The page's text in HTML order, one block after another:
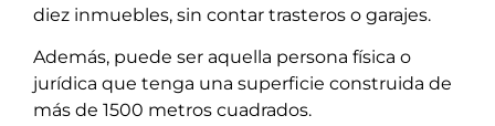
diez inmuebles, sin contar trasteros o garajes.
Además, puede ser aquella persona física o
jurídica que tenga una superficie construida de
más de 1500 metros cuadrados.